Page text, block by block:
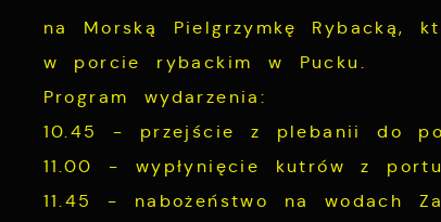
na Morską Pielgrzymkę
w porcie rybackim w Pucku.
Program wydarzenia:
10.45 - przejście z plebanii do
11.00 - wypłynięcie kutrów z
11.45 - nabożeństwo na wodach